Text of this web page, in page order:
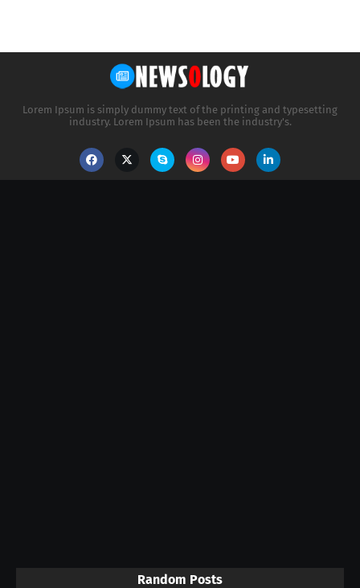
Lorem Ipsum is simply dummy text of the printing and typesetting
industry. Lorem Ipsum has been the industry's.
Random Posts